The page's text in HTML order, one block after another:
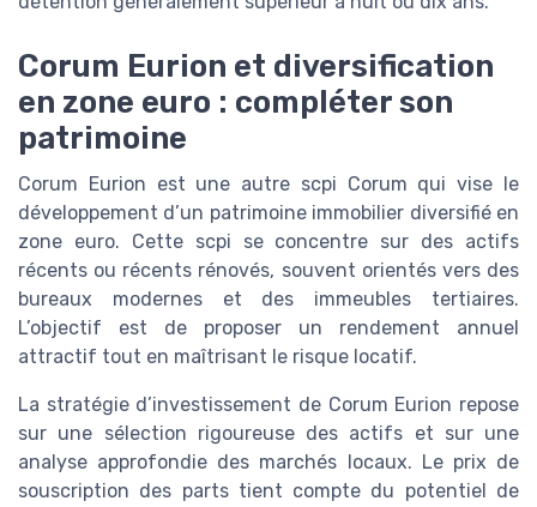
Corum Eurion et diversification
en zone euro : compléter son
patrimoine
Corum Eurion est une autre scpi Corum qui vise le
développement d’un patrimoine immobilier diversifié en
zone euro. Cette scpi se concentre sur des actifs
récents ou récents rénovés, souvent orientés vers des
bureaux modernes et des immeubles tertiaires.
L’objectif est de proposer un rendement annuel
attractif tout en maîtrisant le risque locatif.
La stratégie d’investissement de Corum Eurion repose
sur une sélection rigoureuse des actifs et sur une
analyse approfondie des marchés locaux. Le prix de
souscription des parts tient compte du potentiel de